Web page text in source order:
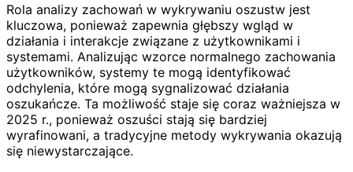
Rola analizy zachowań w wykrywaniu oszustw jest
kluczowa, ponieważ zapewnia głębszy wgląd w
działania i interakcje związane z użytkownikami i
systemami. Analizując wzorce normalnego zachowania
użytkowników, systemy te mogą identyfikować
odchylenia, które mogą sygnalizować działania
oszukańcze. Ta możliwość staje się coraz ważniejsza w
2025 r., ponieważ oszuści stają się bardziej
wyrafinowani, a tradycyjne metody wykrywania okazują
się niewystarczające.